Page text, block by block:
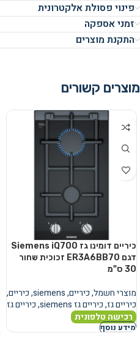
פינוי פסולת אלקטרונית
זמני אספקה
התקנת מוצרים
מוצרים קשורים
כיריים דומינו גז Siemens iQ700
דגם ER3A6BB70 זכוכית שחור
30 ס"מ
מוצרי חשמל,כיריים,
siemens
,כיריים,
כיריים גז,כיריים גז siemens ,כיריים גז
רכישה טלפונית
מידע נוסף